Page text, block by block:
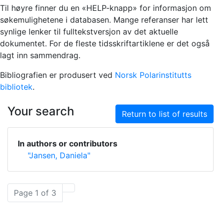
Til høyre finner du en «HELP-knapp» for informasjon om
søkemulighetene i databasen. Mange referanser har lett
synlige lenker til fulltekstversjon av det aktuelle
dokumentet. For de fleste tidsskriftartiklene er det også
lagt inn sammendrag.
Bibliografien er produsert ved Norsk Polarinstitutts
bibliotek.
Your search Return to list of results
In authors or contributors
"Jansen, Daniela"
Page 1 of 3